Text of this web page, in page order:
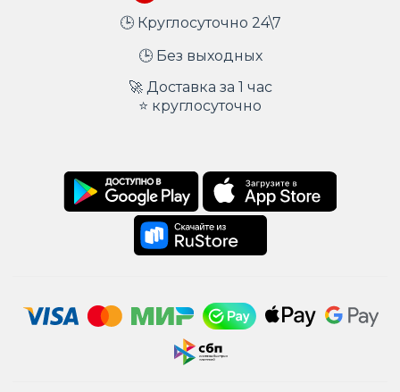
🕒 Круглосуточно 24\7
🕒 Без выходных
🚀 Доставка за 1 час
⭐ круглосуточно